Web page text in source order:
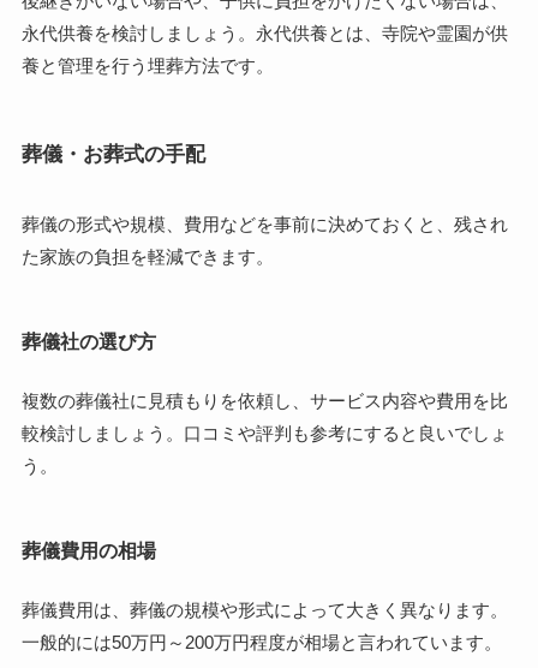
永代供養を検討しましょう。永代供養とは、寺院や霊園が供
養と管理を行う埋葬方法です。
葬儀・お葬式の手配
葬儀の形式や規模、費用などを事前に決めておくと、残され
た家族の負担を軽減できます。
葬儀社の選び方
複数の葬儀社に見積もりを依頼し、サービス内容や費用を比
較検討しましょう。口コミや評判も参考にすると良いでしょ
う。
葬儀費用の相場
葬儀費用は、葬儀の規模や形式によって大きく異なります。
一般的には50万円～200万円程度が相場と言われています。